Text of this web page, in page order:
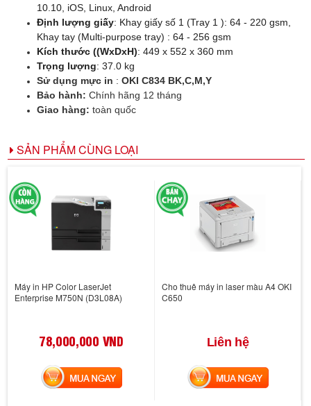
10.10, iOS, Linux, Android
Định lượng giấy: Khay giấy số 1 (Tray 1 ): 64 - 220 gsm,
Khay tay (Multi-purpose tray) : 64 - 256 gsm
Kích thước ((WxDxH): 449 x 552 x 360 mm
Trọng lượng: 37.0 kg
Sử dụng mực in : OKI C834 BK,C,M,Y
Bảo hành: Chính hãng 12 tháng
Giao hàng: toàn quốc
SẢN PHẨM CÙNG LOẠI
Máy in HP Color LaserJet
Enterprise M750N (D3L08A)
78,000,000 VND
MUA NGAY
Cho thuê máy in laser màu A4 OKI
C650
Liên hệ
MUA NGAY